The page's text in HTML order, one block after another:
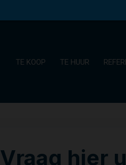
TE KOOP TE HUUR
Vraag hier